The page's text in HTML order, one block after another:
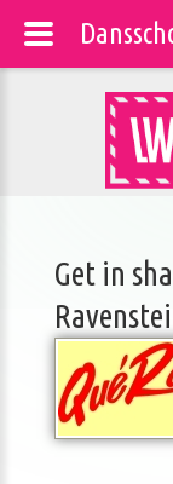
Get in